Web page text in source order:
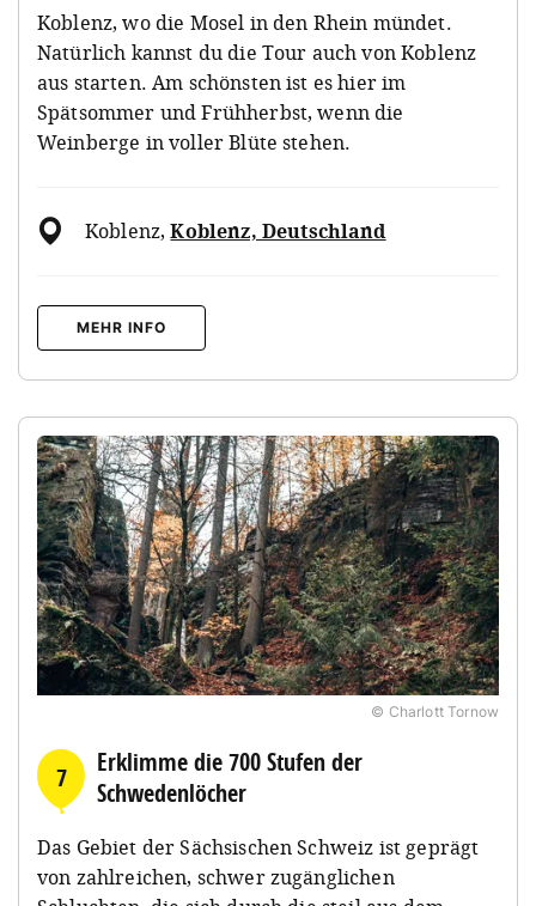
Koblenz, wo die Mosel in den Rhein mündet.
Natürlich kannst du die Tour auch von Koblenz
aus starten. Am schönsten ist es hier im
Spätsommer und Frühherbst, wenn die
Weinberge in voller Blüte stehen.
Koblenz,Koblenz, Deutschland
MEHR INFO
© Charlott Tornow
7
Erklimme die 700 Stufen der
Schwedenlöcher
Das Gebiet der Sächsischen Schweiz ist geprägt
von zahlreichen, schwer zugänglichen